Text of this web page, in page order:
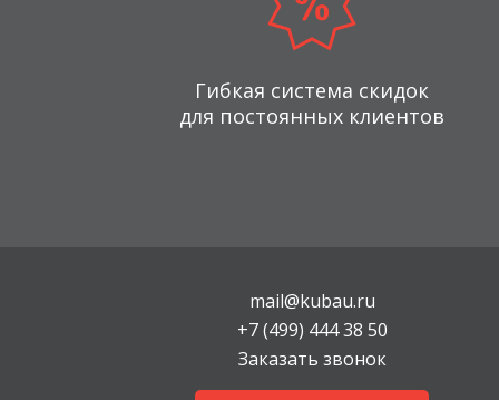
Гибкая система скидок
для постоянных клиентов
mail@kubau.ru
+7 (499) 444 38 50
Заказать звонок